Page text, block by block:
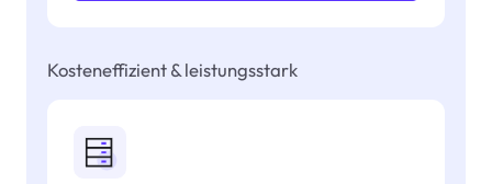
Kosteneffizient & leistungsstark